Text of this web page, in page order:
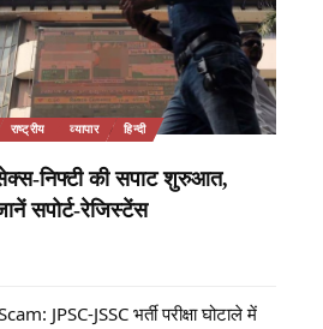
राष्ट्रीय व्यापार हिन्दी
निफ्टी की सपाट शुरुआत,
सपोर्ट-रेजिस्टेंस
JPSC-JSSC भर्ती परीक्षा घोटाले में